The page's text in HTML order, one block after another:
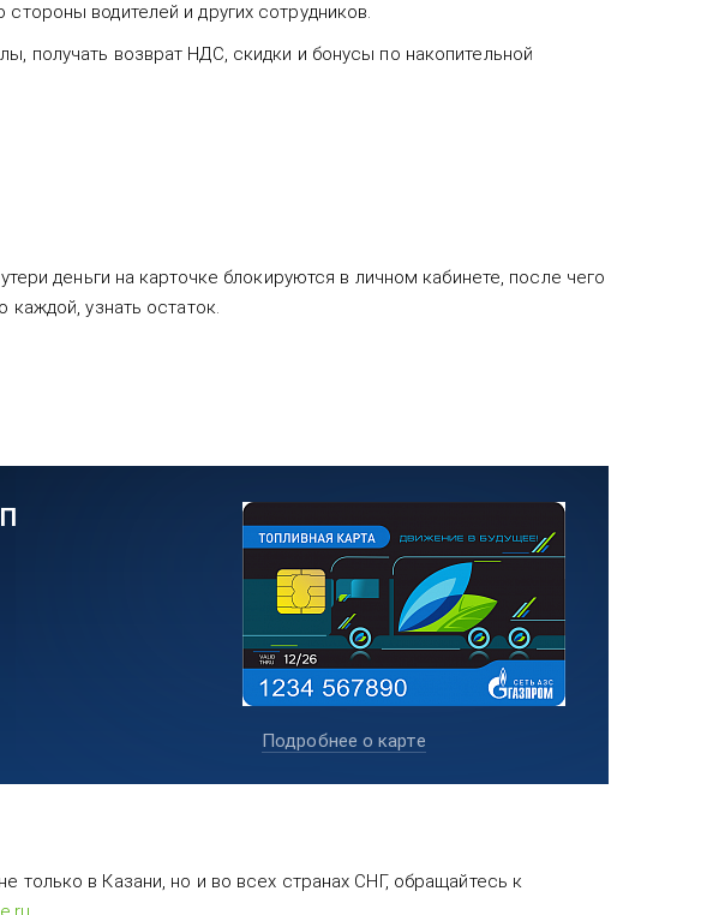
водителей и других сотрудников.
получать возврат НДС, скидки и бонусы по накопительной
деньги на карточке блокируются в личном кабинете, после чего
узнать остаток.
Подробнее о карте
в Казани, но и во всех странах СНГ, обращайтесь к